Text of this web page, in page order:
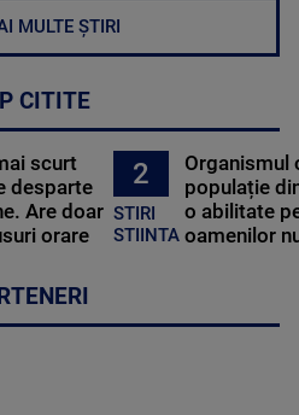
MULTE ȘTIRI
CITITE
scurt
desparte
Are doar
orare
2
STIRI
STIINTA
Organismul
populație
o abilitate
oamenilor